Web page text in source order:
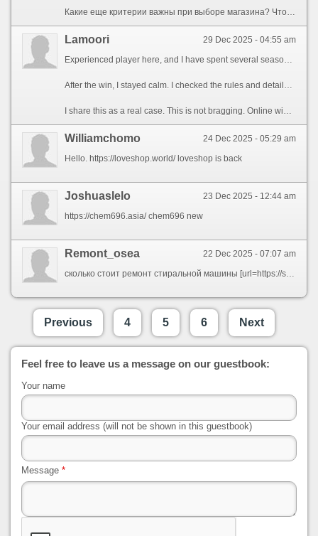
Какие еще критерии важны при выборе магазина? Что посоветуете новичкам?
29 Dec 2025 - 04:55 am
Lamoori
Experienced player here, and I have spent several seasons in online casinos. I learned discipline through profits and setbacks. Patience became my core rule. Fast money rarely last. Practice always counts. Recently I had a strong session while playing online. I used my standard approach. Stake sizes stayed reasonable. The total started climbing. It felt deserved. Chance was only a minor part here [url=https://lalabetlogin.com/]lalabetlogin.com[/url].
After the win, I stayed calm. I checked the rules and details. The withdrawal process was clean. Funds arrived on time. That result confirmed my approach. Control once again paid off.
I share this as a real case. This is not bragging. Online wins are real. They require patience. Smart play beats impulse. Long-term thinking brings results.
24 Dec 2025 - 05:29 am
Williamchomo
Hello. https://loveshop.world/ loveshop is back
23 Dec 2025 - 12:44 am
Joshuaslelo
https://chem696.asia/ chem696 new
22 Dec 2025 - 07:07 am
Remont_osea
Previous 4 5 6 Next
Feel free to leave us a message on our guestbook:
Your name
Your email address (will not be shown in this guestbook)
Message *